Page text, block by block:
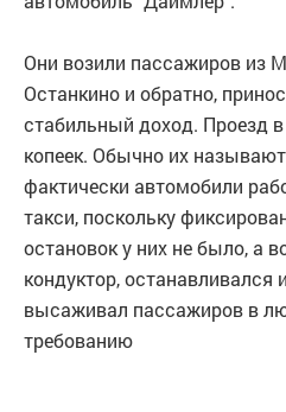
Они возили пассажиров из
Останкино и обратно,
стабильный доход. Проезд
копеек. Обычно их
фактически автомобили
такси, поскольку
остановок у них не было, а
кондуктор, останавливался
высаживал пассажиров в
требованию